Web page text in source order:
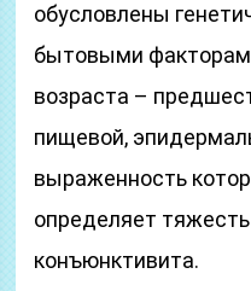
обусловлены
бытовыми
возраста –
пищевой,
выраженность
определяет
конъюнктивита.